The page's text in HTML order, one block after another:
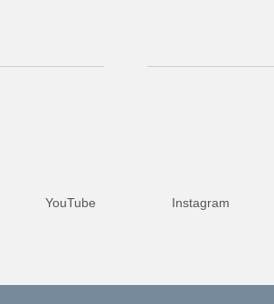
YouTube Instagram